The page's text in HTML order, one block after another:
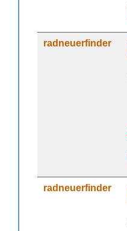
radneuerfinder
radneuerfinder